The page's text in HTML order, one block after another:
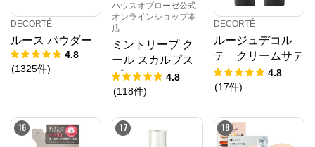
DECORTÉ
ルース パウダー
4.8
(1325件)
ハウスオブローゼ公式
オンラインショップ本
店
ミントリープ ク
ール スカルプス
プレー 100g
4.8
(118件)
DECORTÉ
ルージュデコル
テ クリームサテ
ン
4.8
(17件)
16 17 18